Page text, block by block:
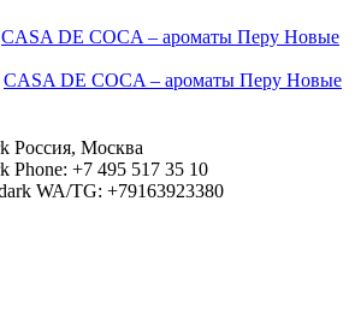
CASA DE COCA – ароматы Перу Новые
CASA DE COCA – ароматы Перу Новые
Россия, Москва
Phone: +7 495 517 35 10
WA/TG: +79163923380